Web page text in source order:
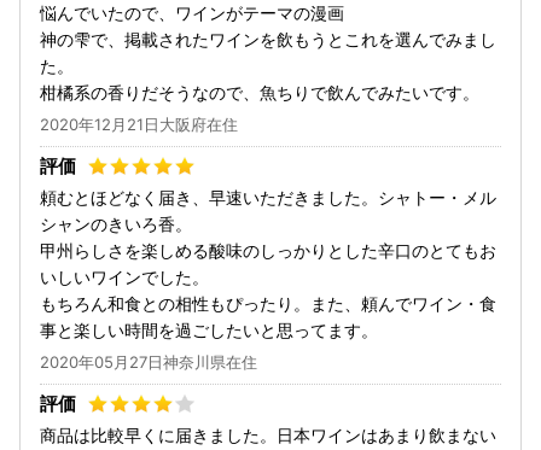
悩んでいたので、ワインがテーマの漫画
神の雫で、掲載されたワインを飲もうとこれを選んでみまし
た。
柑橘系の香りだそうなので、魚ちりで飲んでみたいです。
2020年12月21日大阪府在住
頼むとほどなく届き、早速いただきました。シャトー・メル
シャンのきいろ香。
甲州らしさを楽しめる酸味のしっかりとした辛口のとてもお
いしいワインでした。
もちろん和食との相性もぴったり。また、頼んでワイン・食
事と楽しい時間を過ごしたいと思ってます。
2020年05月27日神奈川県在住
商品は比較早くに届きました。日本ワインはあまり飲まない